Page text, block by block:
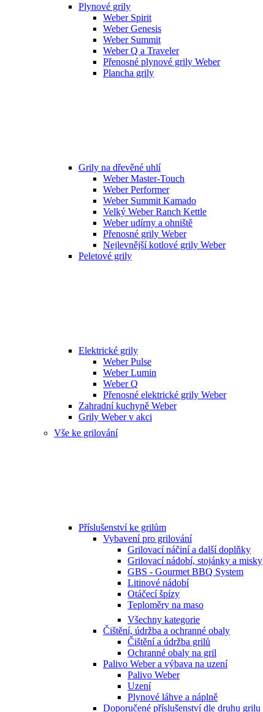
Plynové grily
Weber Spirit
Weber Genesis
Weber Summit
Weber Q a Traveler
Přenosné plynové grily Weber
Plancha grily
Grily na dřevěné uhlí
Weber Master-Touch
Weber Performer
Weber Summit Kamado
Velký Weber Ranch Kettle
Weber udírny a ohniště
Přenosné grily Weber
Nejlevnější kotlové grily Weber
Peletové grily
Elektrické grily
Weber Pulse
Weber Lumin
Weber Q
Přenosné elektrické grily Weber
Zahradní kuchyně Weber
Grily Weber v akci
Vše ke grilování
Příslušenství ke grilům
Vybavení pro grilování
Grilovací náčiní a další doplňky
Grilovací nádobí, stojánky a misky
GBS - Gourmet BBQ System
Litinové nádobí
Otáčecí špízy
Teploměry na maso
Všechny kategorie
Čištění, údržba a ochranné obaly
Čištění a údržba grilů
Ochranné obaly na gril
Palivo Weber a výbava na uzení
Palivo Weber
Uzení
Plynové láhve a náplně
Doporučené příslušenství dle druhu grilu